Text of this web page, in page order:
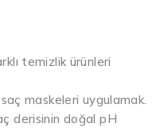
temizlik ürünleri
maskeleri uygulamak.
derisinin doğal pH